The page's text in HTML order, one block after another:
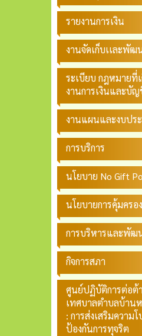
รายงานการเงิน
งานจัดเก็บเเละพัฒ
ระเบียบ กฎหมายที่
งานการเงินและบั
งานแผนและงบปร
การบริการ
นโยบาย No Gift
นโยบายการคุ้มคร
การบริหารและพัฒ
กิจการสภา
ศูนย์ปฏิบัติการต่อต้
เทศบาลตำบลบ้าน
: การส่งเสริมความ
ป้องกันการทุจริต